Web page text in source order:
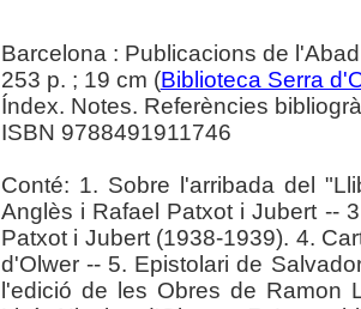
Barcelona : Publicacions de
253 p. ; 19 cm (Biblioteca Serra
Índex. Notes. Referències
ISBN 9788491911746
Conté: 1. Sobre l'arribada del
Anglès i Rafael Patxot i Jubert --
Patxot i Jubert (1938-1939). 4.
d'Olwer -- 5. Epistolari de
l'edició de les Obres de Ramon